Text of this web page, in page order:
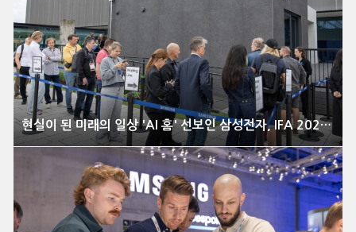
현실이 된 미래의 일상 'AI 홈' 선보인 삼성전자, IFA 2025 이모저모